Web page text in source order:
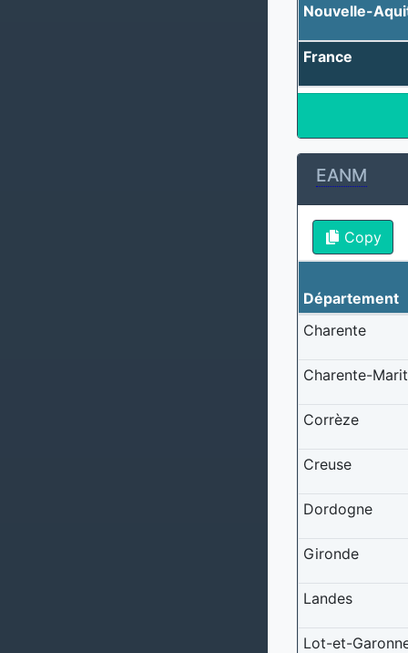
Nouvelle-
France
EANM
Copy
Département
Charente
Charente-
Corrèze
Creuse
Dordogne
Gironde
Landes
Lot-et-